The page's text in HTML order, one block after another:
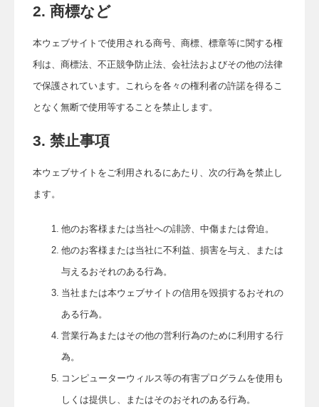
2. 商標など
本ウェブサイトで使用される商号、商標、標章等に関する権
利は、商標法、不正競争防止法、会社法およびその他の法律
で保護されています。これらを各々の権利者の許諾を得るこ
となく無断で使用等することを禁止します。
3. 禁止事項
本ウェブサイトをご利用されるにあたり、次の行為を禁止し
ます。
他のお客様または当社への誹謗、中傷または脅迫。
他のお客様または当社に不利益、損害を与え、または
与えるおそれのある行為。
当社または本ウェブサイトの信用を毀損するおそれの
ある行為。
営業行為またはその他の営利行為のために利用する行
為。
コンピューターウィルス等の有害プログラムを使用も
しくは提供し、またはそのおそれのある行為。